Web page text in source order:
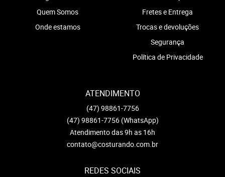
Quem Somos
Onde estamos
Fretes e Entrega
Trocas e devoluções
Segurança
Política de Privacidade
ATENDIMENTO
(47) 98861-7756
(47) 98861-7756 (WhatsApp)
Atendimento das 9h as 16h
contato@costurando.com.br
REDES SOCIAIS